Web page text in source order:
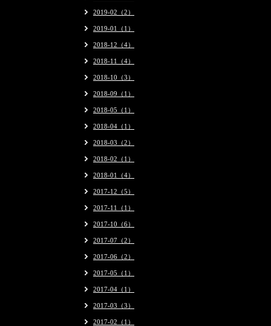
2019-02（2）
2019-01（1）
2018-12（4）
2018-11（4）
2018-10（3）
2018-09（1）
2018-05（1）
2018-04（1）
2018-03（2）
2018-02（1）
2018-01（4）
2017-12（5）
2017-11（1）
2017-10（6）
2017-07（2）
2017-06（2）
2017-05（1）
2017-04（1）
2017-03（3）
2017-02（1）